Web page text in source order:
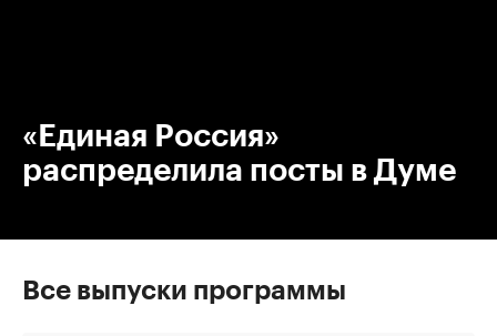
«Единая Россия»
распределила посты в Думе
Все выпуски программы